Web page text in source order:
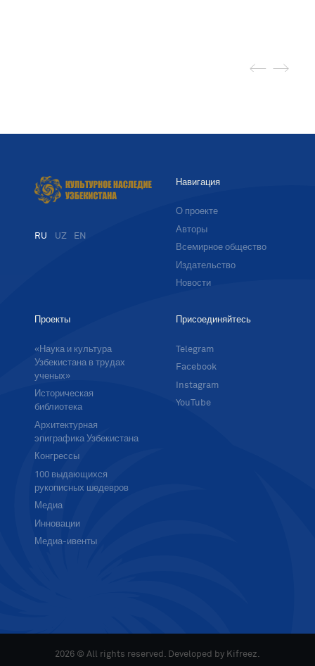
RU UZ EN
Навигация
О проекте
Авторы
Всемирное общество
Издательство
Новости
Проекты
«Наука и культура
Узбекистана в трудах
ученых»
Историческая
библиотека
Архитектурная
эпиграфика Узбекистана
Конгрессы
100 выдающихся
рукописных шедевров
Медиа
Инновации
Медиа-ивенты
Присоединяйтесь
Telegram
Facebook
Instagram
YouTube
2026 © All rights reserved. Developed by Kifreez.